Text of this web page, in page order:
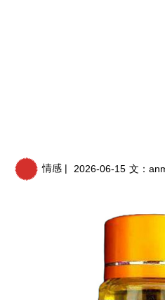
情感 | 2026-06-15 文：